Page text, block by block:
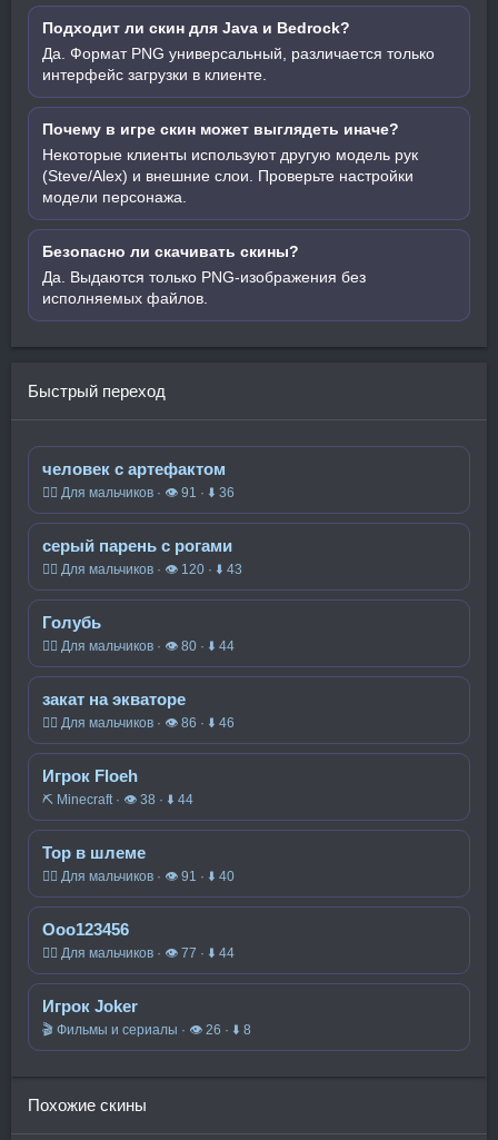
Подходит ли скин для Java и Bedrock?
Да. Формат PNG универсальный, различается только
интерфейс загрузки в клиенте.
Почему в игре скин может выглядеть иначе?
Некоторые клиенты используют другую модель рук
(Steve/Alex) и внешние слои. Проверьте настройки
модели персонажа.
Безопасно ли скачивать скины?
Да. Выдаются только PNG-изображения без
исполняемых файлов.
Быстрый переход
человек с артефактом
🧍‍♂️ Для мальчиков · 👁 91 · ⬇ 36
серый парень с рогами
🧍‍♂️ Для мальчиков · 👁 120 · ⬇ 43
Голубь
🧍‍♂️ Для мальчиков · 👁 80 · ⬇ 44
закат на экваторе
🧍‍♂️ Для мальчиков · 👁 86 · ⬇ 46
Игрок Floeh
⛏️ Minecraft · 👁 38 · ⬇ 44
Тор в шлеме
🧍‍♂️ Для мальчиков · 👁 91 · ⬇ 40
Ооо123456
🧍‍♂️ Для мальчиков · 👁 77 · ⬇ 44
Игрок Joker
🎬 Фильмы и сериалы · 👁 26 · ⬇ 8
Похожие скины